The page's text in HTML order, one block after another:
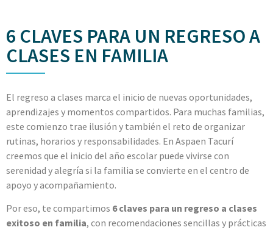
6 CLAVES PARA UN REGRESO A
CLASES EN FAMILIA
El regreso a clases marca el inicio de nuevas oportunidades,
aprendizajes y momentos compartidos. Para muchas familias,
este comienzo trae ilusión y también el reto de organizar
rutinas, horarios y responsabilidades. En Aspaen Tacurí
creemos que el inicio del año escolar puede vivirse con
serenidad y alegría si la familia se convierte en el centro de
apoyo y acompañamiento.
Por eso, te compartimos 6 claves para un regreso a clases
exitoso en familia, con recomendaciones sencillas y prácticas